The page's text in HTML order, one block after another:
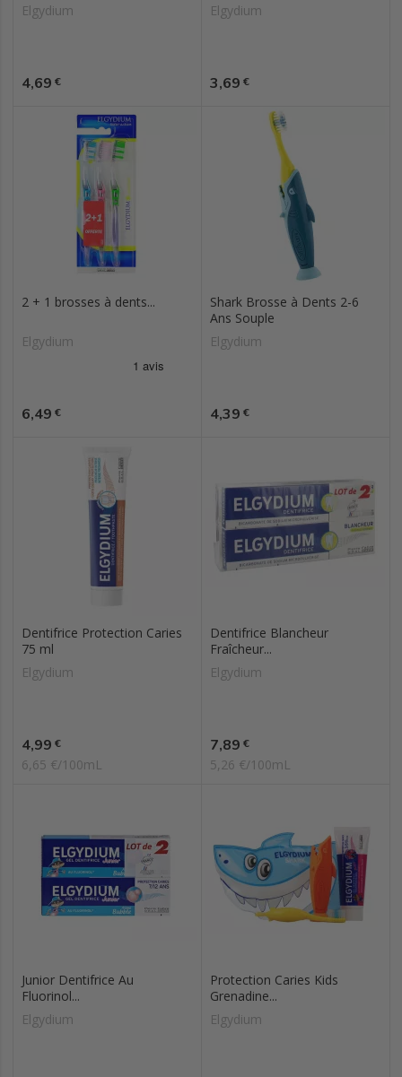
Elgydium
Prix
4,69 €
Elgydium
Prix
3,69 €
2 + 1 brosses à dents...
Elgydium
Prix
6,49 €
Shark Brosse à Dents 2-6
Ans Souple
Elgydium
Prix
4,39 €
Dentifrice Protection Caries
75 ml
Elgydium
Prix
4,99 €
6,65 €/100mL
Dentifrice Blancheur
Fraîcheur...
Elgydium
Prix
7,89 €
5,26 €/100mL
Junior Dentifrice Au
Fluorinol...
Elgydium
Protection Caries Kids
Grenadine...
Elgydium